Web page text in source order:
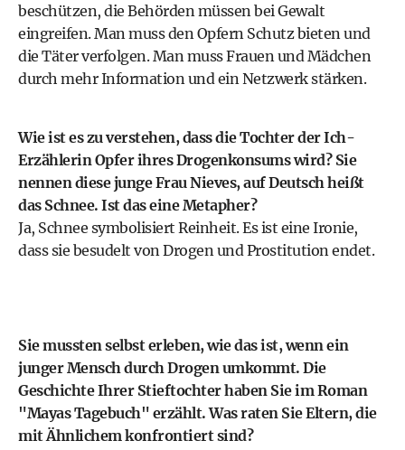
beschützen, die Behörden müssen bei Gewalt
eingreifen. Man muss den Opfern Schutz bieten und
die Täter verfolgen. Man muss Frauen und Mädchen
durch mehr Information und ein Netzwerk stärken.
Wie ist es zu verstehen, dass die Tochter der Ich-
Erzählerin Opfer ihres Drogenkonsums wird? Sie
nennen diese junge Frau Nieves, auf Deutsch heißt
das Schnee. Ist das eine Metapher?
Ja, Schnee symbolisiert Reinheit. Es ist eine Ironie,
dass sie besudelt von Drogen und Prostitution endet.
Sie mussten selbst erleben, wie das ist, wenn ein
junger Mensch durch Drogen umkommt. Die
Geschichte Ihrer Stieftochter haben Sie im Roman
"Mayas Tagebuch" erzählt. Was raten Sie Eltern, die
mit Ähnlichem konfrontiert sind?